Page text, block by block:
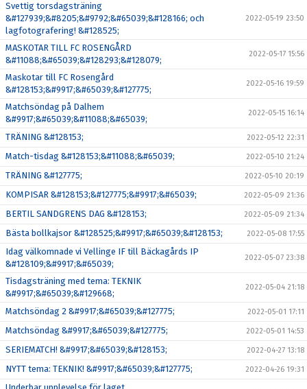
Svettig torsdagsträning
&#127939;&#8205;&#9792;&#65039;&#128166; och
lagfotografering! &#128525;
2022-05-19 23:50
MASKOTAR TILL FC ROSENGÅRD
&#11088;&#65039;&#128293;&#128079;
2022-05-17 15:56
Maskotar till FC Rosengård
&#128153;&#9917;&#65039;&#127775;
2022-05-16 19:59
Matchsöndag på Dalhem
&#9917;&#65039;&#11088;&#65039;
2022-05-15 16:14
TRÄNING &#128153; 2022-05-12 22:31
Match-tisdag &#128153;&#11088;&#65039; 2022-05-10 21:24
TRÄNING &#127775; 2022-05-10 20:19
KOMPISAR &#128153;&#127775;&#9917;&#65039; 2022-05-09 21:36
BERTIL SANDGRENS DAG &#128153; 2022-05-09 21:34
Bästa bollkajsor &#128525;&#9917;&#65039;&#128153; 2022-05-08 17:55
Idag välkomnade vi Vellinge IF till Bäckagårds IP
&#128109;&#9917;&#65039;
2022-05-07 23:38
Tisdagsträning med tema: TEKNIK
&#9917;&#65039;&#129668;
2022-05-04 21:18
Matchsöndag 2 &#9917;&#65039;&#127775; 2022-05-01 17:11
Matchsöndag &#9917;&#65039;&#127775; 2022-05-01 14:53
SERIEMATCH! &#9917;&#65039;&#128153; 2022-04-27 13:18
NYTT tema: TEKNIK! &#9917;&#65039;&#127775; 2022-04-26 19:31